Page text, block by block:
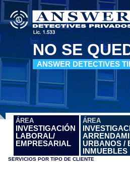
NO SE
ANSWER DETECTIVES
ÁREA
INVESTIGACIÓN
LABORAL/
EMPRESARIAL
ÁREA
URBANOS /
INMUEBLES
SERVICIOS POR TIPO DE CLIENTE